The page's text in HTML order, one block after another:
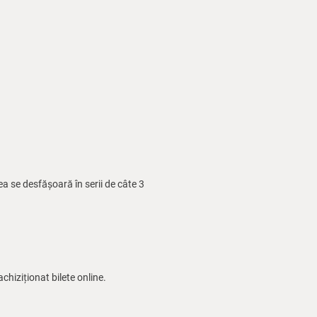
se desfășoară în serii de câte 3
bilete online.